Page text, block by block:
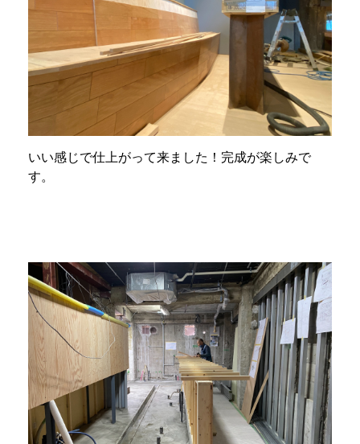
いい感じで仕上がって来ました！完成が楽しみで
す。